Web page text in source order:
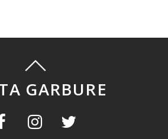
GARBURE